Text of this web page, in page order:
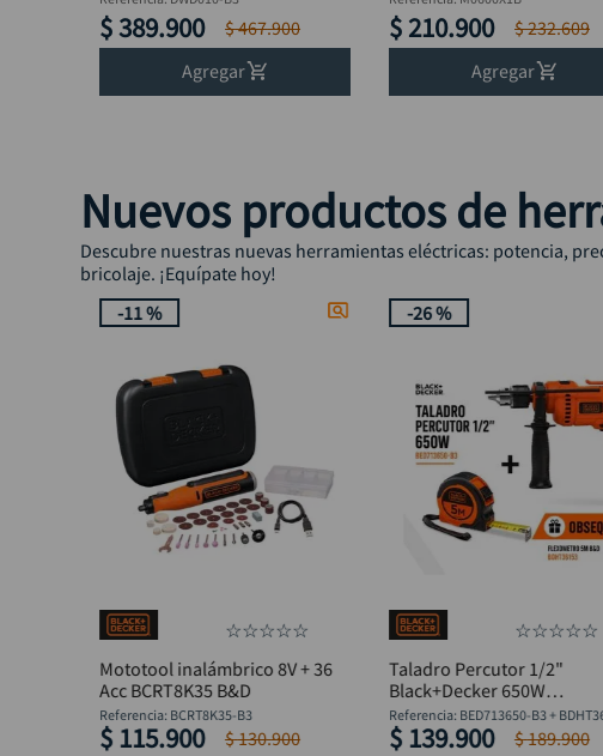
$389.900 $467.900
Agregar
$ 210.900 $232.609
Agregar
Nuevos productos de
Descubre nuestras nuevas herramientas eléctricas: potencia,
bricolaje. ¡Equípate hoy!
-11 %
☆☆☆☆☆
Mototool inalámbrico 8V + 36
Acc BCRT8K35 B&D
Referencia: BCRT8K35-B3
$ 115.900 $130.900
-26 %
☆☆☆☆☆
Taladro Percutor 1/2"
Black+Decker 650W
BED713650-B3 +
Referencia: BED713650-B3 +
$ 139.900 $189.900